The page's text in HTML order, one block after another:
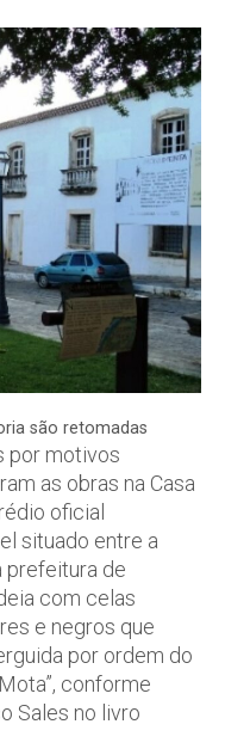
são retomadas
por motivos
as obras na Casa
oficial
situado entre a
prefeitura de
com celas
e negros que
por ordem do
conforme
Sales no livro